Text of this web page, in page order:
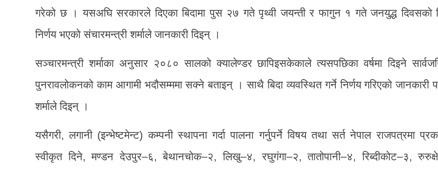
गरेको छ । यसअघि सरकारले दिएका बिदामा पुस २७ गते पृथ्वी जयन्ती र फागुन १ गते जनयुद्ध दिवसको
निर्णय भएको संचारमन्त्री शर्माले जानकारी दिइन् ।
सञ्चारमन्त्री शर्माका अनुसार २०८० सालको क्यालेण्डर छापिइसकेकाले त्यसपछिका वर्षमा दिइने
पुनरावलोकनको काम आगामी भदौसम्ममा सक्ने बताइन् । साथै बिदा व्यवस्थित गर्ने निर्णय गरिएको जानकारी
शर्माले दिइन् ।
यसैगरी, लगानी (इन्भेष्टमेन्ट) कम्पनी स्थापना गर्दा पालना गर्नुपर्ने विषय तथा सर्त नेपाल राजपत्रमा
स्वीकृत दिने, मण्डन देउपुर–६, बेथानचोक–२, लिखु–४, रघुगंगा–२, तातोपानी–४, रिब्दीकोट–३,